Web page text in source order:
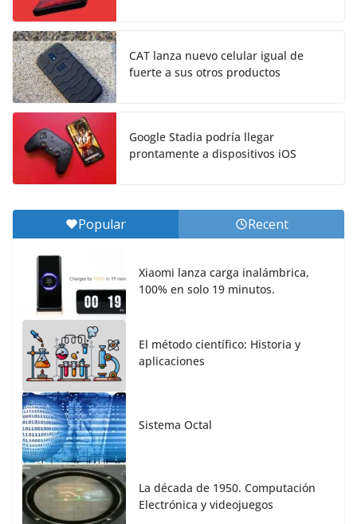
CAT lanza nuevo celular igual de
fuerte a sus otros productos
Google Stadia podría llegar
prontamente a dispositivos iOS
Popular Recent
Xiaomi lanza carga inalámbrica,
100% en solo 19 minutos.
El método científico: Historia y
aplicaciones
Sistema Octal
La década de 1950. Computación
Electrónica y videojuegos